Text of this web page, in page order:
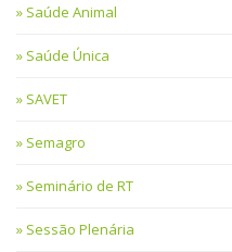
Saúde Animal
Saúde Única
SAVET
Semagro
Seminário de RT
Sessão Plenária